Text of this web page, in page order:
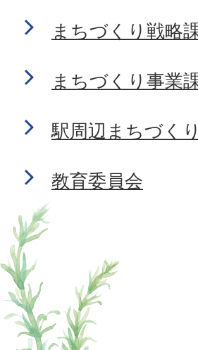
まちづくり戦略
まちづくり事業
駅周辺まちづく
教育委員会